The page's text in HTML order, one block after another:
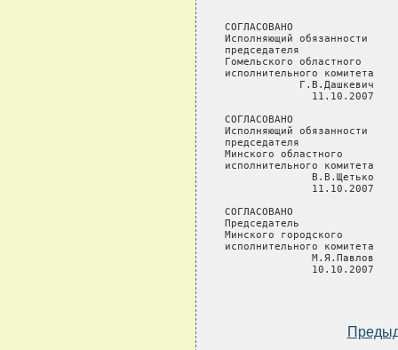
СОГЛАСОВАНО
Исполняющий обязанности
председателя
Гомельского областного
исполнительного
Г.В.Дашкевич
              11.10.2007
СОГЛАСОВАНО
Исполняющий обязанности
председателя
Минского областного
исполнительного комитета
В.В.Щетько
11.10.2007
Председатель
Минского городского
исполнительного комитета
              М.Я.Павлов
              10.10.2007